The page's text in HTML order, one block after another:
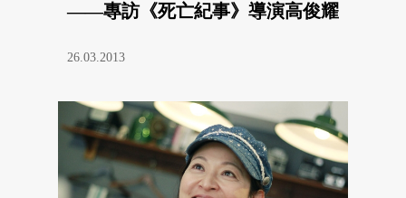
——專訪《死亡紀事》導演高俊耀
26.03.2013